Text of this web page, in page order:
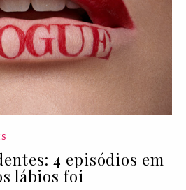
4 episódios em
lábios foi